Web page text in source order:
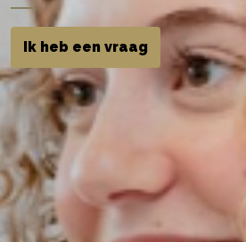
Ik heb een vraag